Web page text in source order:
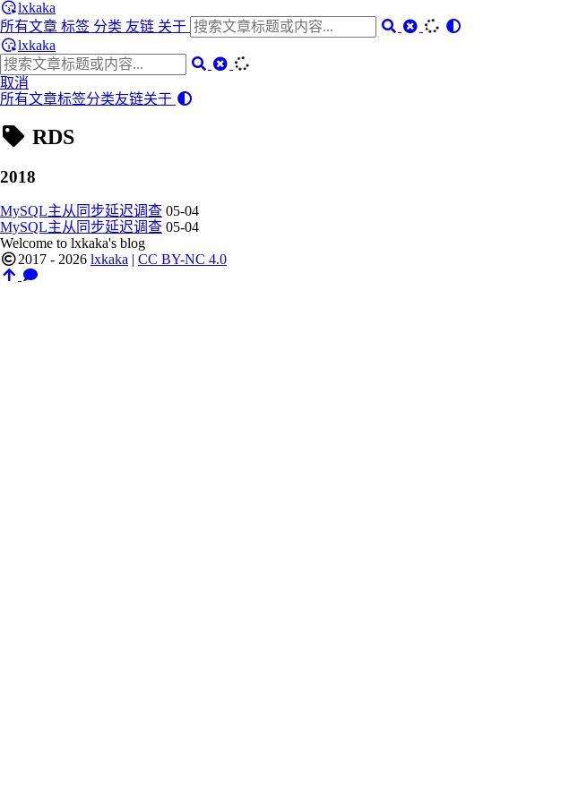
lxkaka
所有文章 标签 分类 友链 关于
lxkaka
取消
所有文章标签分类友链关于
RDS
2018
MySQL主从同步延迟调查 05-04
MySQL主从同步延迟调查 05-04
Welcome to lxkaka's blog
2017 - 2026 lxkaka | CC BY-NC 4.0